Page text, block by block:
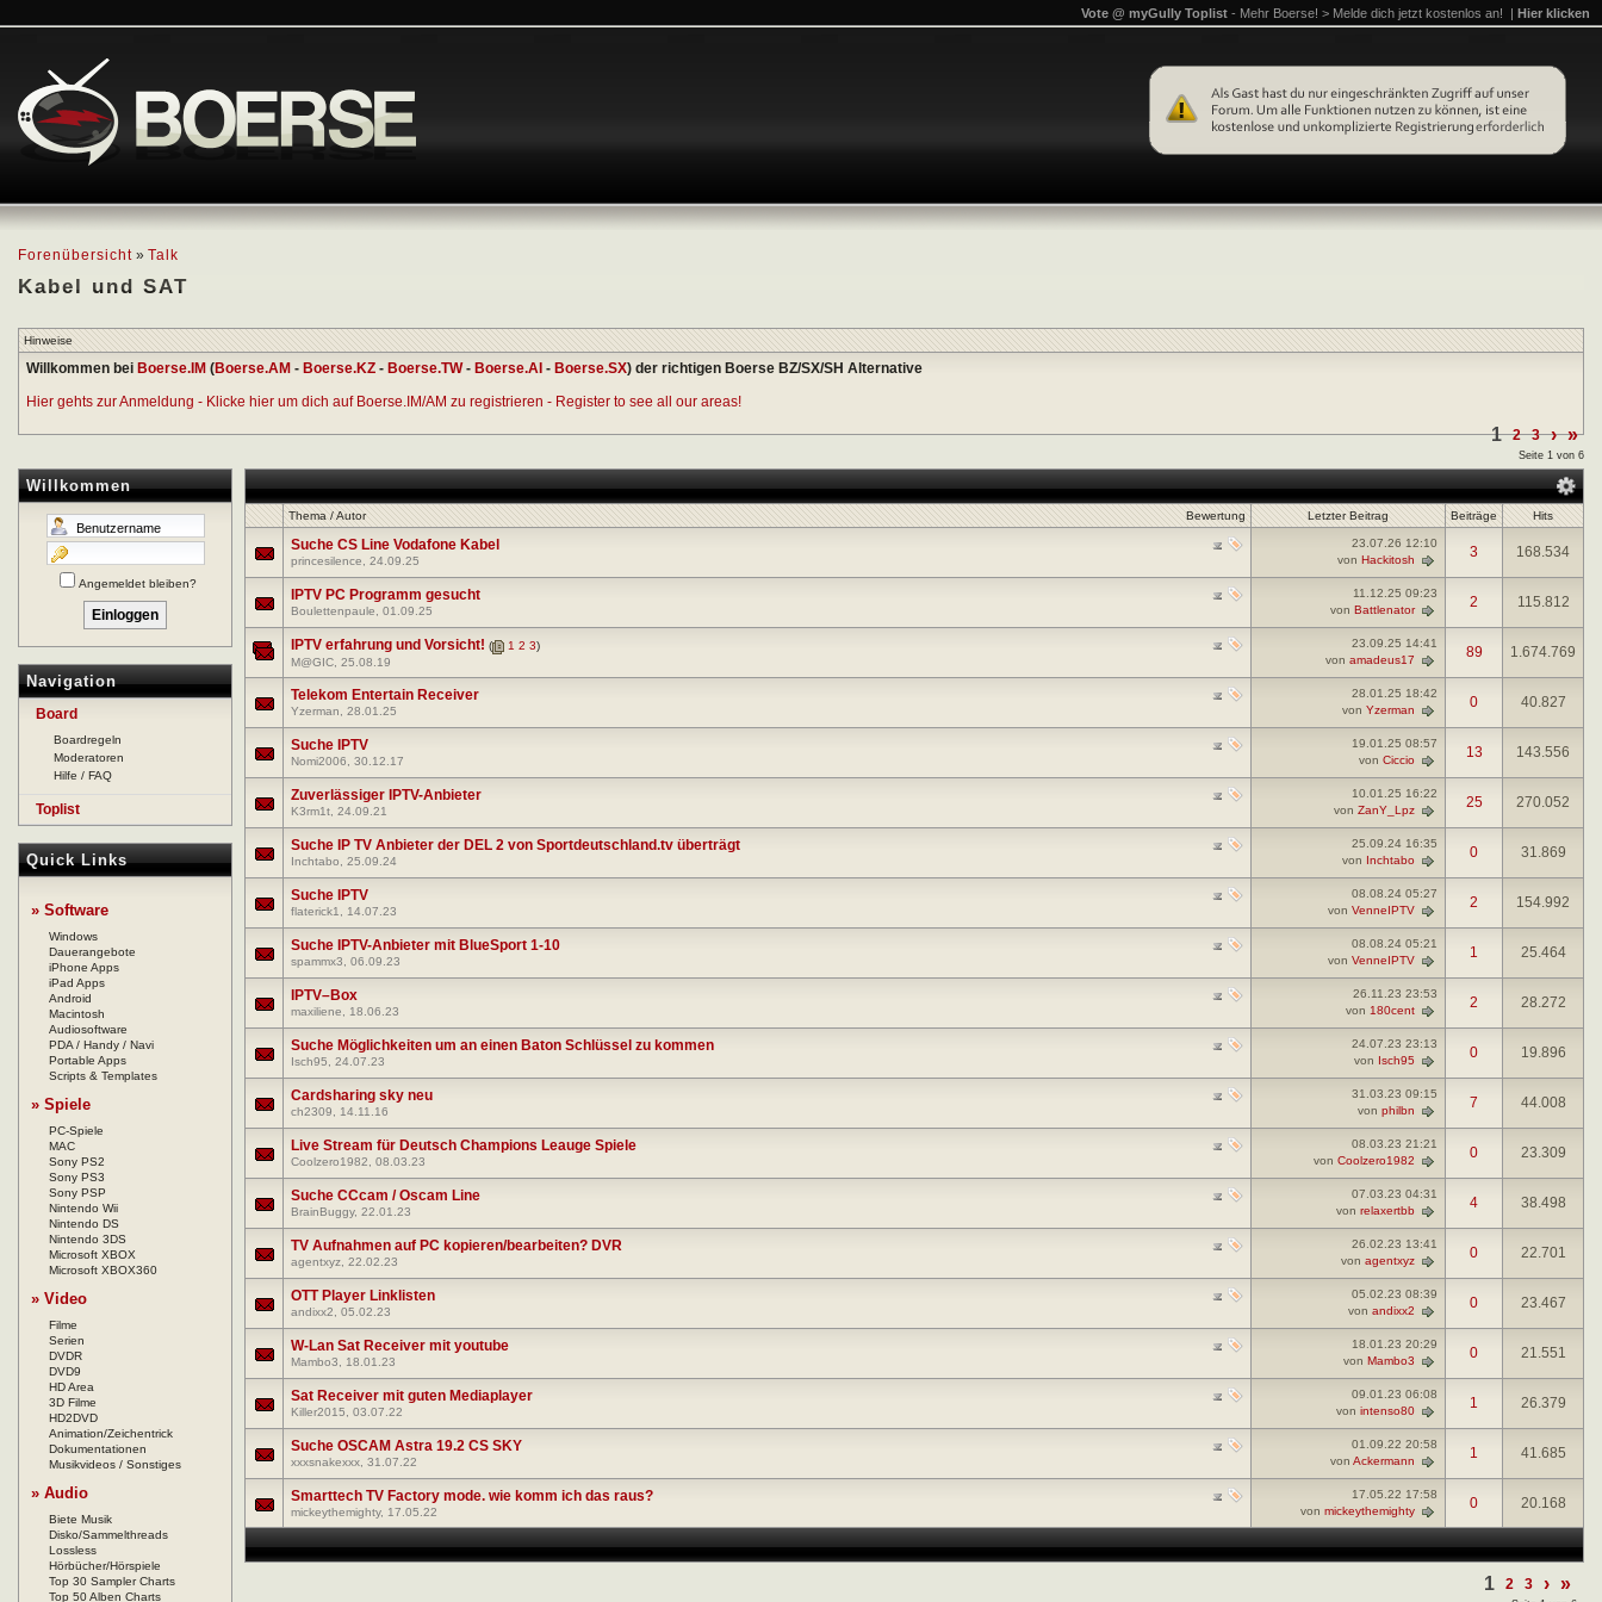
Forenübersicht » Talk
Kabel und SAT
Vote @ myGully Toplist - Mehr Boerse! > Melde dich jetzt kostenlos an! | Hier klicken
Hinweise
Willkommen bei Boerse.IM (Boerse.AM - Boerse.KZ - Boerse.TW- Boerse.AI - Boerse.SX) der richtigen Boerse BZ/SX/SH Alternative
Hier gehts zur Anmeldung - Klicke hier um dich auf Boerse.IM/AM zu registrieren - Register to see all our areas!
Willkommen
Angemeldet bleiben?
Navigation
Board
Boardregeln
Moderatoren
Hilfe / FAQ
Toplist
Quick Links
» Software
Windows
Dauerangebote
iPhone Apps
iPad Apps
Android
Macintosh
Audiosoftware
PDA / Handy / Navi
Portable Apps
Scripts & Templates
» Spiele
PC-Spiele
MAC
Sony PS2
Sony PS3
Sony PSP
Nintendo Wii
Nintendo DS
Nintendo 3DS
Microsoft XBOX
Microsoft XBOX360
» Video
Filme
Serien
DVDR
DVD9
HD Area
3D Filme
HD2DVD
Animation/Zeichentrick
Dokumentationen
Musikvideos / Sonstiges
» Audio
Biete Musik
Disko/Sammelthreads
Lossless
Hörbücher/Hörspiele
Top 30 Sampler Charts
Top 50 Alben Charts
1 2 3 › »
Seite 1 von 6
Bewertung
Thema / Autor Letzter Beitrag Beiträge Hits
Suche CS Line Vodafone Kabel
princesilence, 24.09.25
23.07.26 12:10
von Hackitosh 3 168.534
IPTV PC Programm gesucht
Boulettenpaule, 01.09.25
11.12.25 09:23
von Battlenator 2 115.812
IPTV erfahrung und Vorsicht! ( 1 2 3)
M@GIC , 25.08.19
23.09.25 14:41
von amadeus17 89 1.674.769
Telekom Entertain Receiver
Yzerman, 28.01.25
28.01.25 18:42
von Yzerman 0 40.827
Suche IPTV
Nomi2006, 30.12.17
19.01.25 08:57
von Ciccio 13 143.556
Zuverlässiger IPTV-Anbieter
K3rm1t, 24.09.21
10.01.25 16:22
von ZanY_Lpz 25 270.052
Suche IP TV Anbieter der DEL 2 von Sportdeutschland.tv überträgt
Inchtabo, 25.09.24
25.09.24 16:35
von Inchtabo 0 31.869
Suche IPTV
flaterick1, 14.07.23
08.08.24 05:27
von VenneIPTV 2 154.992
Suche IPTV-Anbieter mit BlueSport 1-10
spammx3, 06.09.23
08.08.24 05:21
von VenneIPTV 1 25.464
IPTV–Box
maxiliene, 18.06.23
26.11.23 23:53
von 180cent 2 28.272
Suche Möglichkeiten um an einen Baton Schlüssel zu kommen
Isch95, 24.07.23
24.07.23 23:13
von Isch95 0 19.896
Cardsharing sky neu
ch2309, 14.11.16
31.03.23 09:15
von philbn 7 44.008
Live Stream für Deutsch Champions Leauge Spiele
Coolzero1982, 08.03.23
08.03.23 21:21
von Coolzero1982 0 23.309
Suche CCcam / Oscam Line
BrainBuggy, 22.01.23
07.03.23 04:31
von relaxertbb 4 38.498
TV Aufnahmen auf PC kopieren/bearbeiten? DVR
agentxyz, 22.02.23
26.02.23 13:41
von agentxyz 0 22.701
OTT Player Linklisten
andixx2, 05.02.23
05.02.23 08:39
von andixx2 0 23.467
W-Lan Sat Receiver mit youtube
Mambo3, 18.01.23
18.01.23 20:29
von Mambo3 0 21.551
Sat Receiver mit guten Mediaplayer
Killer2015, 03.07.22
09.01.23 06:08
von intenso80 1 26.379
Suche OSCAM Astra 19.2 CS SKY
xxxsnakexxx, 31.07.22
01.09.22 20:58
von Ackermann 1 41.685
Smarttech TV Factory mode. wie komm ich das raus?
mickeythemighty, 17.05.22
17.05.22 17:58
von mickeythemighty 0 20.168
1 2 3 › »